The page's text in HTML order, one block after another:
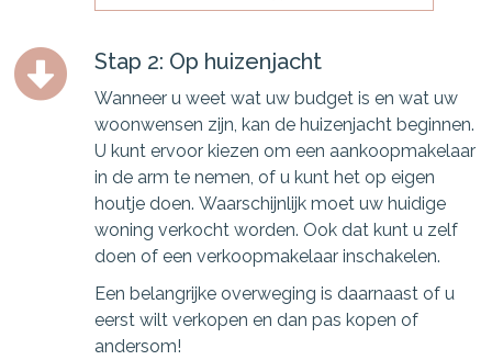
Stap 2: Op huizenjacht
Wanneer u weet wat uw budget is en wat uw
woonwensen zijn, kan de huizenjacht beginnen.
U kunt ervoor kiezen om een aankoopmakelaar
in de arm te nemen, of u kunt het op eigen
houtje doen. Waarschijnlijk moet uw huidige
woning verkocht worden. Ook dat kunt u zelf
doen of een verkoopmakelaar inschakelen.
Een belangrijke overweging is daarnaast of u
eerst wilt verkopen en dan pas kopen of
andersom!